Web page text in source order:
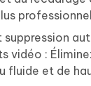
vidéo :
fluide et de